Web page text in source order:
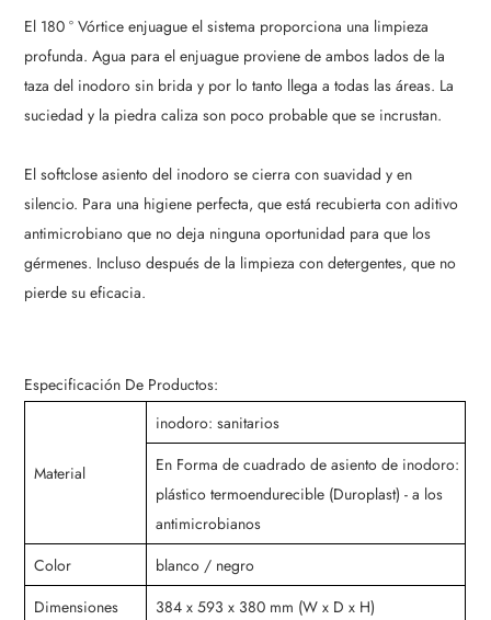
El 180 ° Vórtice enjuague el sistema proporciona una limpieza
profunda. Agua para el enjuague proviene de ambos lados de la
taza del inodoro sin brida y por lo tanto llega a todas las áreas. La
suciedad y la piedra caliza son poco probable que se incrustan.
El softclose asiento del inodoro se cierra con suavidad y en
silencio. Para una higiene perfecta, que está recubierta con aditivo
antimicrobiano que no deja ninguna oportunidad para que los
gérmenes. Incluso después de la limpieza con detergentes, que no
pierde su eficacia.
Especificación De Productos:
Material
inodoro: sanitarios
En Forma de cuadrado de asiento de inodoro:
plástico termoendurecible (Duroplast) - a los
antimicrobianos
Color
blanco / negro
Dimensiones
384 x 593 x 380 mm (W x D x H)